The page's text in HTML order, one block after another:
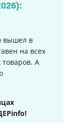
вышел в
на всех
А